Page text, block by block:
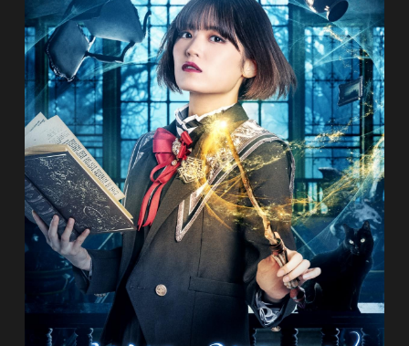
Stage Information
Cast
Time Table
Ticket
Access
Staff
Q&A
感染症対策